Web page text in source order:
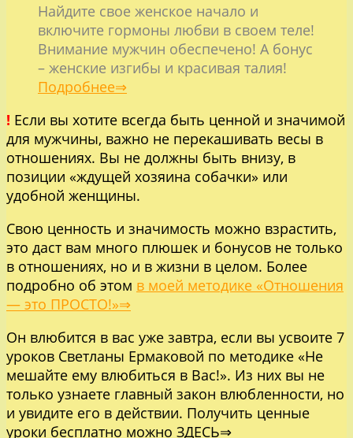
Найдите свое женское начало и
включите гормоны любви в своем теле!
Внимание мужчин обеспечено! А бонус
– женские изгибы и красивая талия!
Подробнее⇒
! Если вы хотите всегда быть ценной и значимой
для мужчины, важно не перекашивать весы в
отношениях. Вы не должны быть внизу, в
позиции «ждущей хозяина собачки» или
удобной женщины.
Свою ценность и значимость можно взрастить,
это даст вам много плюшек и бонусов не только
в отношениях, но и в жизни в целом. Более
подробно об этом в моей методике «Отношения
— это ПРОСТО!»⇒
Он влюбится в вас уже завтра, если вы усвоите 7
уроков Светланы Ермаковой по методике «Не
мешайте ему влюбиться в Вас!». Из них вы не
только узнаете главный закон влюбленности, но
и увидите его в действии. Получить ценные
уроки бесплатно можно ЗДЕСЬ⇒